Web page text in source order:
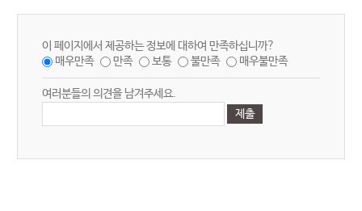
이 페이지에서 제공하는 정보에 대하여 만족하십니까?
매우만족
만족 보통 불만족 매우불만족
여러분들의 의견을 남겨주세요.